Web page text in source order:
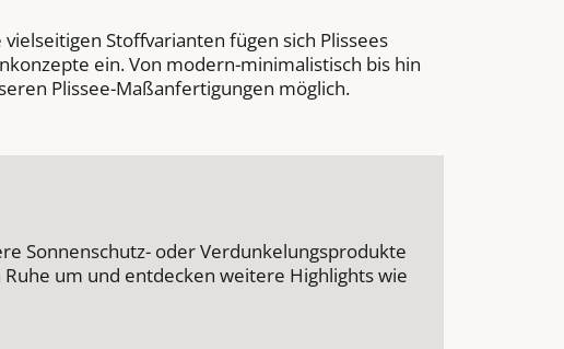
Stoffvarianten fügen sich Plissees
ein. Von modern-minimalistisch bis hin
Plissee-Maßanfertigungen möglich.
Sonnenschutz- oder Verdunkelungsprodukte
Ruhe um und entdecken weitere Highlights wie